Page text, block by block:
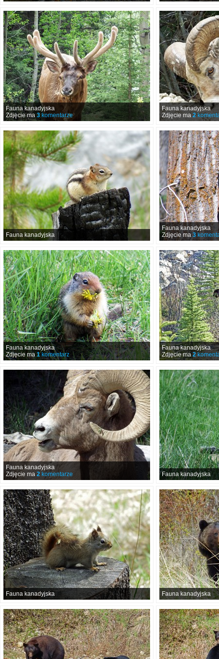
Fauna kanadyjska
Zdjęcie ma 3komentarze
Fauna kanadyjska
Zdjęcie ma 2
Fauna kanadyjska
Fauna kanadyjska
Zdjęcie ma3
Fauna kanadyjska
Zdjęcie ma1komentarz
Fauna kanadyjska
Zdjęcie ma 2
Fauna kanadyjska
Zdjęcie ma 2 komentarze Fauna kanadyjska
Fauna kanadyjska Fauna kanadyjska